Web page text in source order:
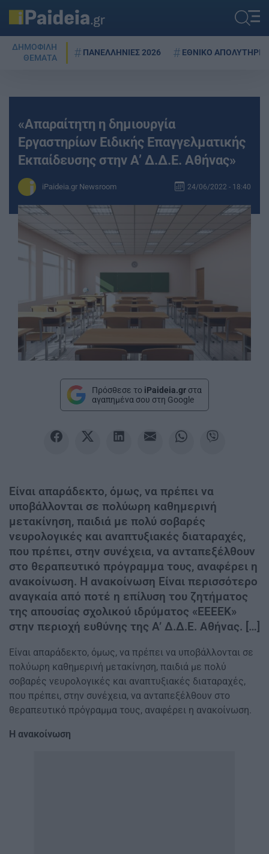
ΔΗΜΟΦΙΛΗ
ΘΕΜΑΤΑ
ΠΑΝΕΛΛΗΝΙΕΣ 2026 ΕΘΝΙΚΟ ΑΠΟΛΥΤΗΡΙΟ
«Απαραίτητη η δημιουργία
Εργαστηρίων Ειδικής Επαγγελματικής
Εκπαίδευσης στην Α’ Δ.Δ.Ε. Αθήνας»
iPaideia.gr Newsroom 24/06/2022 - 18:40
Πρόσθεσε το iPaideia.gr στα
αγαπημένα σου στη Google
Είναι απαράδεκτο, όμως, να πρέπει να
υποβάλλονται σε πολύωρη καθημερινή
μετακίνηση, παιδιά με πολύ σοβαρές
νευρολογικές και αναπτυξιακές διαταραχές,
που πρέπει, στην συνέχεια, να ανταπεξέλθουν
στο θεραπευτικό πρόγραμμα τους, αναφέρει η
ανακοίνωση. Η ανακοίνωση Είναι περισσότερο
αναγκαία από ποτέ η επίλυση του ζητήματος
της απουσίας σχολικού ιδρύματος «ΕΕΕΕΚ»
στην περιοχή ευθύνης της Α’ Δ.Δ.Ε. Αθήνας. […]
Είναι απαράδεκτο, όμως, να πρέπει να υποβάλλονται σε
πολύωρη καθημερινή μετακίνηση, παιδιά με πολύ
σοβαρές νευρολογικές και αναπτυξιακές διαταραχές,
που πρέπει, στην συνέχεια, να ανταπεξέλθουν στο
θεραπευτικό πρόγραμμα τους, αναφέρει η ανακοίνωση.
Η ανακοίνωση